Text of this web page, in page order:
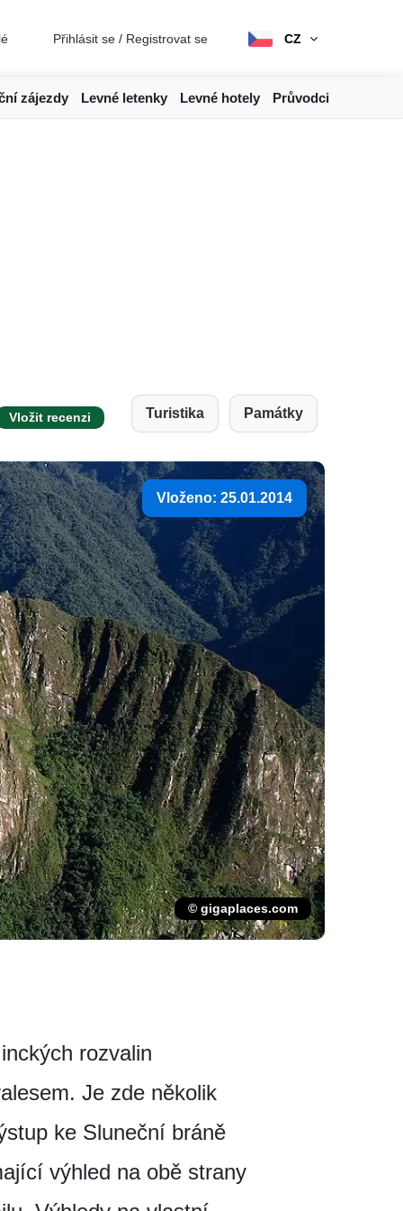
Přihlásit se / Registrovat se CZ
zájezdy Levné letenky Levné hotely Průvodci
Vložit recenzi Turistika Památky
Vloženo: 25.01.2014
© gigaplaces.com
rozvalin
Je zde několik
ke Sluneční bráně
výhled na obě strany